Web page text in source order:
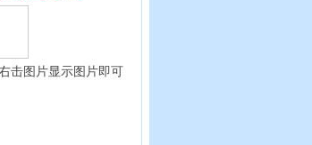
击图片显示图片即可